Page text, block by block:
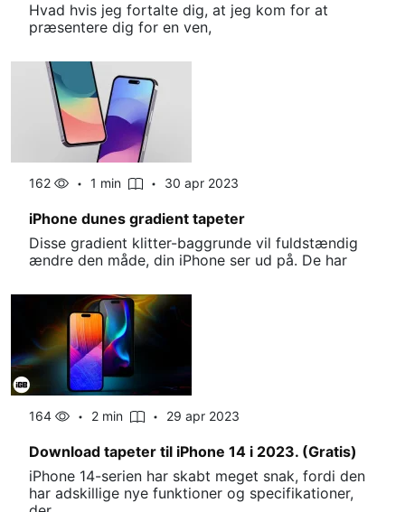
Hvad hvis jeg fortalte dig, at jeg kom for at
præsentere dig for en ven,
162 1 min 30 apr 2023
iPhone dunes gradient tapeter
Disse gradient klitter-baggrunde vil fuldstændig
ændre den måde, din iPhone ser ud på. De har
164 2 min 29 apr 2023
Download tapeter til iPhone 14 i 2023. (Gratis)
iPhone 14-serien har skabt meget snak, fordi den
har adskillige nye funktioner og specifikationer,